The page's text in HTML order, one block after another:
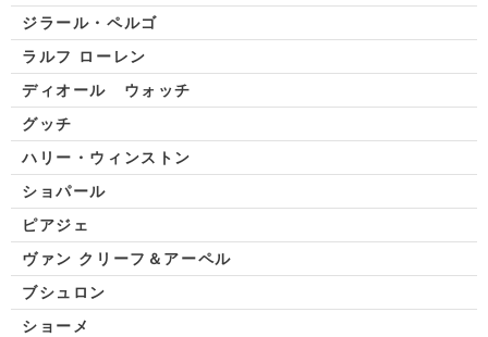
ジラール・ペルゴ
ラルフ ローレン
ディオール ウォッチ
グッチ
ハリー・ウィンストン
ショパール
ピアジェ
ヴァン クリーフ＆アーペル
ブシュロン
ショーメ